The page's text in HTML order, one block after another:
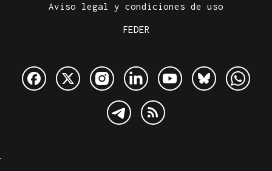
Aviso legal y condiciones de uso
FEDER